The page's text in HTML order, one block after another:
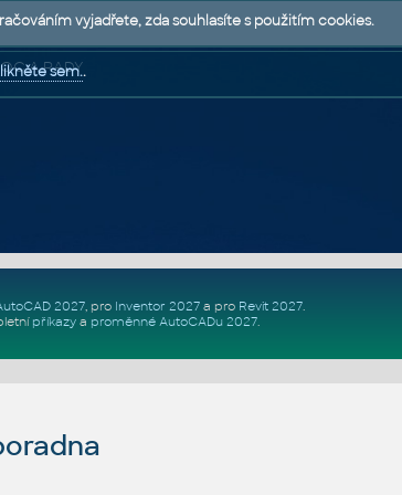
A RADY
2027, pro Inventor 2027a pro Revit 2027.
příkazya proměnné AutoCADu 2027.
vyjadřete, zda souhlasíte s použitím cookies.
sem..